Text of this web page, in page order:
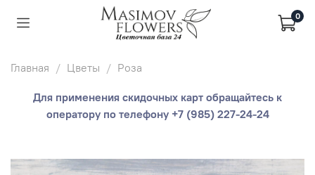
0
Главная Цветы Роза
Для применения скидочных карт обращайтесь к
оператору по телефону +7 (985) 227-24-24